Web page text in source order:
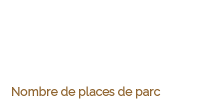
Nombre de places de parc